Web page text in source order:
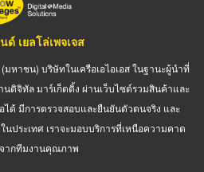
ด์ เยลโล่เพจเจส
หาชน) บริษัทในเครือเอไอเอส ในฐานะผู้นำที่
จิทัล มาร์เก็ตติ้ง ผ่านเว็บไซต์รวมสินค้าและ
ได้ มีการตรวจสอบและยืนยันตัวตนจริง และ
ประเทศ เราจะมอบบริการที่เหนือความคาด
ากทีมงานคุณภาพ